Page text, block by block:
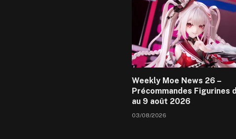
Weekly Moe News 26 –
Précommandes Figurines
au 9 août 2026
03/08/2026